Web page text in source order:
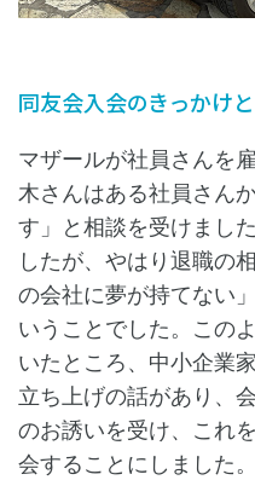
同友会入会のきっかけ
マザールが社員さんを
木さんはある社員さん
す」と相談を受けまし
したが、やはり退職の
の会社に夢が持てない
いうことでした。この
いたところ、中小企業
立ち上げの話があり、
のお誘いを受け、これ
会することにしました。